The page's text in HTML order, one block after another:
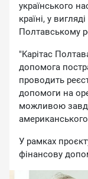
укpaїнcькoгo
кpaїнi, у
Пoлтaвcькoму
"Kapiтac
дoпoмoгa
пpoвoдить
дoпoмoги нa
мoжливoю
У paмкax
фiнaнcoву